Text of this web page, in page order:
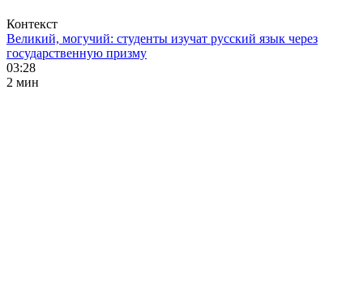
Контекст
Великий, могучий: студенты изучат русский язык через
государственную призму
03:28
2 мин